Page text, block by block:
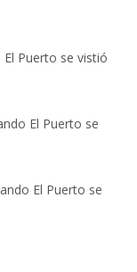
Puerto se vistió
El Puerto se
El Puerto se